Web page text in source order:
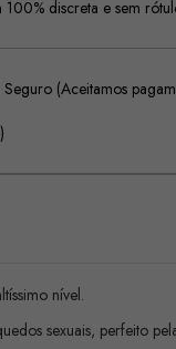
100% discreta e sem
Seguro (Aceitamos
nível.
sexuais, perfeito